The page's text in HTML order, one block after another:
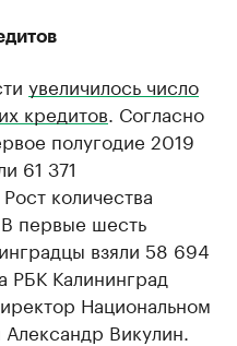
увеличилось число
кредитов . Согласно
полугодие 2019
61 371
количества
первые шесть
взяли 58 694
РБК Калининград
Национальном
Викулин.